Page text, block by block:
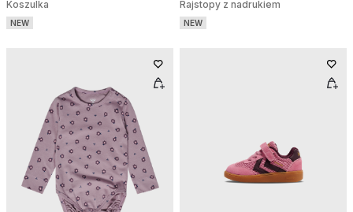
Koszulka
NEW
Rajstopy z nadrukiem
NEW